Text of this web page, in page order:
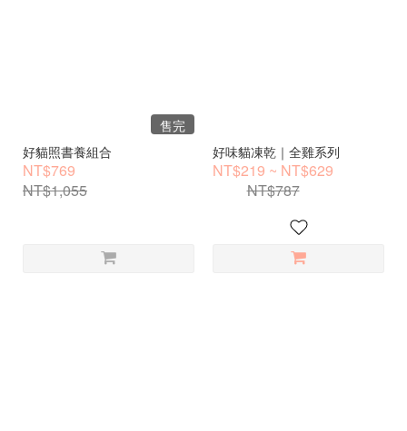
售完
好貓照書養組合
NT$769
NT$1,055
好味貓凍乾｜全雞系列
NT$219 ~ NT$629
NT$787